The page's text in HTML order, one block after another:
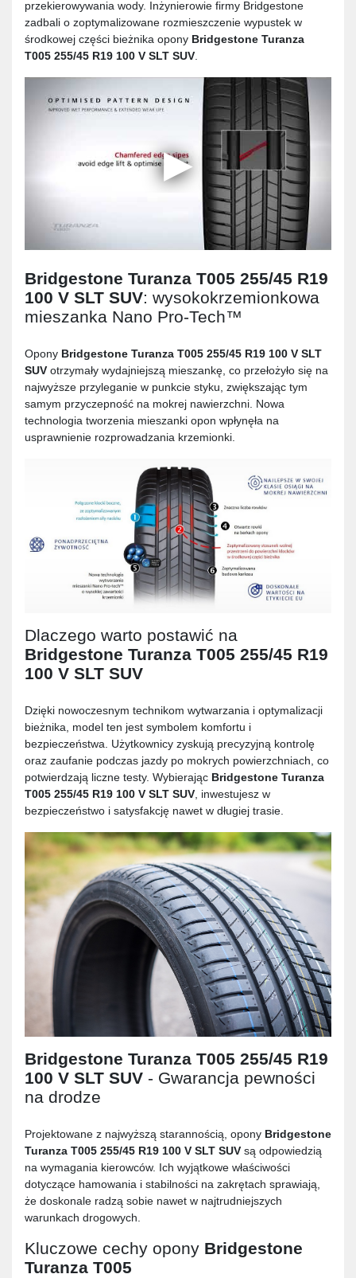
przekierowywania wody. Inżynierowie firmy Bridgestone
zadbali o zoptymalizowane rozmieszczenie wypustek w
środkowej części bieżnika opony Bridgestone Turanza
T005 255/45 R19 100 V SLT SUV
Bridgestone Turanza T005 255/45 R19
100 V SLT SUV: wysokokrzemionkowa
mieszanka Nano Pro-Tech™
Opony Bridgestone Turanza T005 255/45 R19 100 V SLT
SUV otrzymały wydajniejszą mieszankę, co przełożyło się na
najwyższe przyleganie w punkcie styku, zwiększając tym
samym przyczepność na mokrej nawierzchni. Nowa
technologia tworzenia mieszanki opon wpłynęła na
usprawnienie rozprowadzania krzemionki.
Dlaczego warto postawić na
Bridgestone Turanza T005 255/45 R19
100 V SLT SUV
Dzięki nowoczesnym technikom wytwarzania i optymalizacji
bieżnika, model ten jest symbolem komfortu i
bezpieczeństwa. Użytkownicy zyskują precyzyjną kontrolę
oraz zaufanie podczas jazdy po mokrych powierzchniach, co
potwierdzają liczne testy. Wybierając Bridgestone Turanza
T005 255/45 R19 100 V SLT SUV , inwestujesz w
bezpieczeństwo i satysfakcję nawet w długiej trasie.
Bridgestone Turanza T005 255/45 R19
100 V SLT SUV - Gwarancja pewności
na drodze
Projektowane z najwyższą starannością, opony Bridgestone
Turanza T005 255/45 R19 100 V SLT SUV są odpowiedzią
na wymagania kierowców. Ich wyjątkowe właściwości
dotyczące hamowania i stabilności na zakrętach sprawiają,
że doskonale radzą sobie nawet w najtrudniejszych
warunkach drogowych.
Kluczowe cechy opony Bridgestone
Turanza T005